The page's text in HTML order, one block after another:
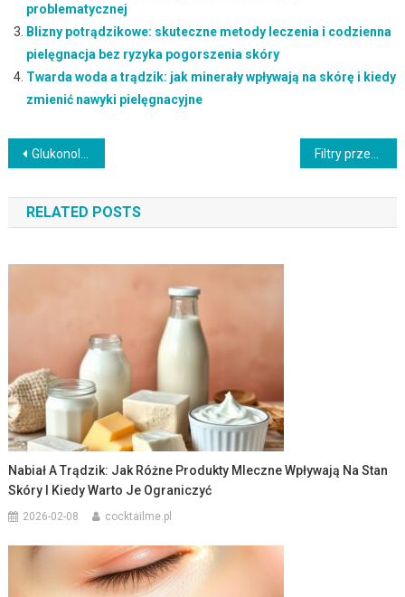
problematycznej
Blizny potrądzikowe: skuteczne metody leczenia i codzienna
pielęgnacja bez ryzyka pogorszenia skóry
Twarda woda a trądzik: jak minerały wpływają na skórę i kiedy
zmienić nawyki pielęgnacyjne
Nawigacja
wpisu
Glukonolakton w pielęgnacji skóry: kiedy stosować, jak łączyć i unikać typowych błędów
RELATED POSTS
Nabiał A Trądzik: Jak Różne Produkty Mleczne Wpływają Na Stan
Skóry I Kiedy Warto Je Ograniczyć
2026-02-08 cocktailme.pl